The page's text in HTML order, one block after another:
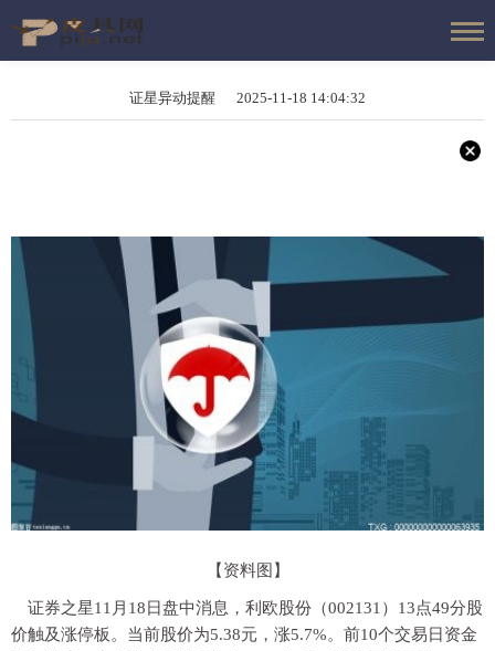
证星异动提醒 2025-11-18 14:04:32
【资料图】
证券之星11月18日盘中消息，利欧股份（002131）13点49分股
价触及涨停板。当前股价为5.38元，涨5.7%。前10个交易日资金